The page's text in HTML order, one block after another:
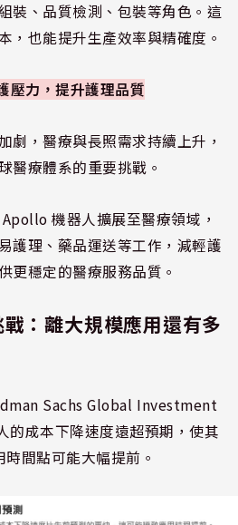
裝、品質檢測、包裝等角色。這
，也能提升生產效率與精確度。
壓力，提升護理品質
劇，醫療與長照需求持續上升，
醫療體系的重要挑戰。
機器人擴展至醫療領域，
護理、藥品運送等工作，減輕護
更穩定的醫療服務品質。
：離大規模應用還有多
Sachs Global Investment
的成本下降速度遠超預期，使其
間點可能大幅提前。